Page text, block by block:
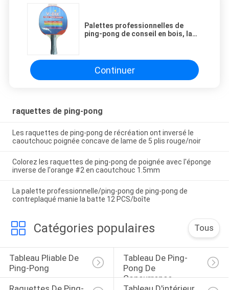
Palettes professionnelles de
ping-pong de conseil en bois, la
Continuer
raquettes de ping-pong
Les raquettes de ping-pong de récréation ont inversé le
caoutchouc poignée concave de lame de 5 plis rouge/noir
Colorez les raquettes de ping-pong de poignée avec l'éponge
inverse de l'orange #2 en caoutchouc 1.5mm
La palette professionnelle/ping-pong de ping-pong de
contreplaqué manie la batte 12 PCS/boîte
Catégories populaires Tous
Tableau Pliable De
Ping-Pong
Tableau De Ping-
Pong De
Concurrence